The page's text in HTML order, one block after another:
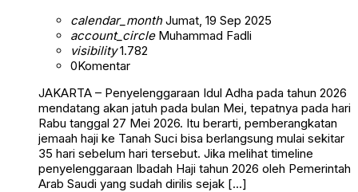
calendar_monthJumat, 19 Sep 2025
account_circleMuhammad Fadli
visibility1.782
0Komentar
JAKARTA – Penyelenggaraan Idul Adha pada tahun 2026
mendatang akan jatuh pada bulan Mei, tepatnya pada hari
Rabu tanggal 27 Mei 2026. Itu berarti, pemberangkatan
jemaah haji ke Tanah Suci bisa berlangsung mulai sekitar
35 hari sebelum hari tersebut. Jika melihat timeline
penyelenggaraan Ibadah Haji tahun 2026 oleh Pemerintah
Arab Saudi yang sudah dirilis sejak […]